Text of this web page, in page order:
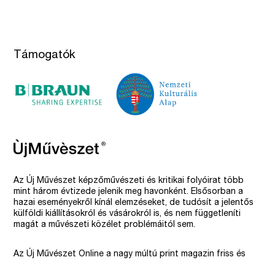
Támogatók
Az Új Művészet képzőművészeti és kritikai folyóirat több
mint három évtizede jelenik meg havonként. Elsősorban a
hazai eseményekről kínál elemzéseket, de tudósít a jelentős
külföldi kiállításokról és vásárokról is, és nem függetleníti
magát a művészeti közélet problémáitól sem.
Az Új Művészet Online a nagy múltú print magazin friss és